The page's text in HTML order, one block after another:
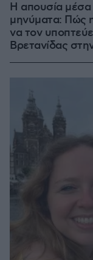
Η απουσία μέσα
μηνύματα: Πώς
να τον
Βρετανίδας